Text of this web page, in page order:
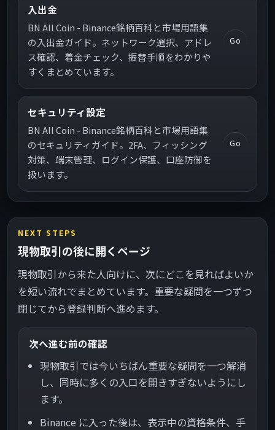
入出金
BN All Coin - Binance銘柄百科と市場用語集
の入出金ガイド。ネットワーク選択、アドレ
ス確認、着金チェック、振替手順をわかりや
すくまとめています。
Go
セキュリティ設定
BN All Coin - Binance銘柄百科と市場用語集
のセキュリティガイド。2FA、フィッシング
対策、端末管理、ログイン保護、口座防御を
扱います。
Go
NEXT STEPS
現物取引の後に開くページ
現物取引から来た人向けに、次にどこを見ればよいか
を短い流れでまとめています。重要な疑問を一つずつ
閉じてから登録判断へ進めます。
次へ進む前の確認
現物取引では今いちばん重要な疑問を一つ解消
し、同時に多くの入口を開きすぎないようにし
ます。
Binance に入った後は、表示中の資格条件、手